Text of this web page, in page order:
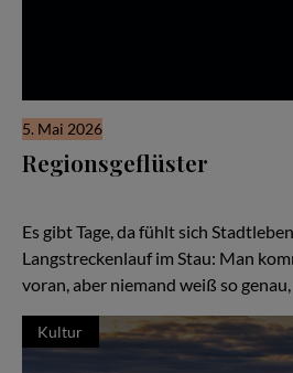
5. Mai 2026
Regionsgeflüster
Es gibt Tage, da fühlt sich
Langstreckenlauf im Stau: Man
voran, aber niemand weiß so
Kultur